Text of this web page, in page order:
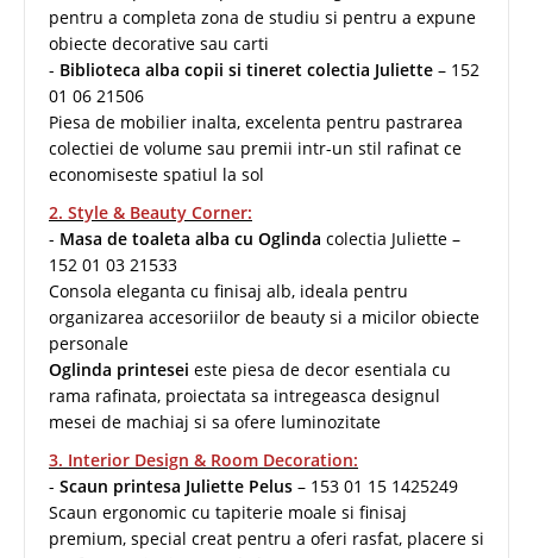
pentru a completa zona de studiu si pentru a expune
obiecte decorative sau carti
- Biblioteca alba copii si tineret colectia Juliette – 152
01 06 21506
Piesa de mobilier inalta, excelenta pentru pastrarea
colectiei de volume sau premii intr-un stil rafinat ce
economiseste spatiul la sol
2. Style & Beauty Corner:
- Masa de toaleta alba cu Oglinda colectia Juliette –
152 01 03 21533
Consola eleganta cu finisaj alb, ideala pentru
organizarea accesoriilor de beauty si a micilor obiecte
personale
Oglinda printesei este piesa de decor esentiala cu
rama rafinata, proiectata sa intregeasca designul
mesei de machiaj si sa ofere luminozitate
3. Interior Design & Room Decoration:
- Scaun printesa Juliette Pelus – 153 01 15 1425249
Scaun ergonomic cu tapiterie moale si finisaj
premium, special creat pentru a oferi rasfat, placere si